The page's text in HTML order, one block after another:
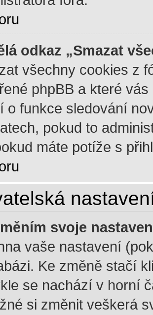
odkaz „Smazat
všechny cookies z
phpBB a které
o funkce sledování
pokud to
máte potíže s
svoje
vaše nastavení
Ke změně stačí
se nachází v horní
si změnit veškerá